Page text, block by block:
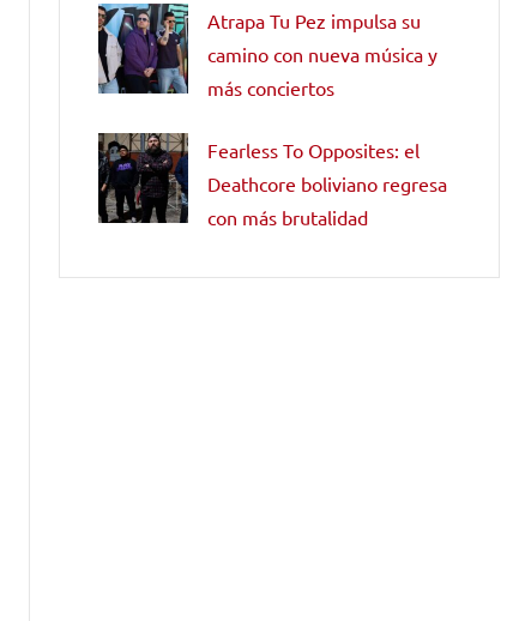
Atrapa Tu Pez impulsa su
camino con nueva música y
más conciertos
Fearless To Opposites: el
Deathcore boliviano regresa
con más brutalidad